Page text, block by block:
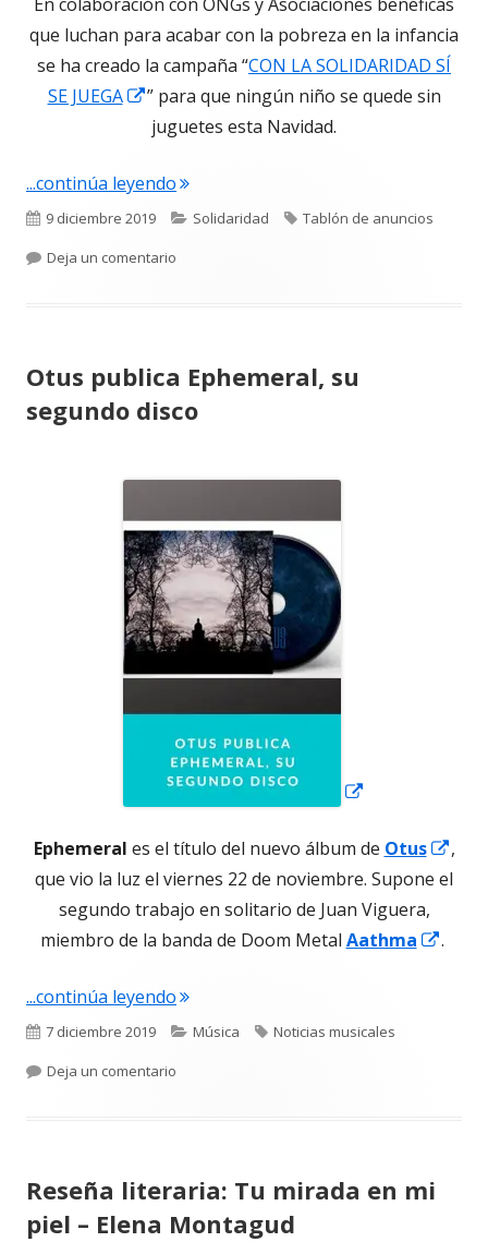
que luchan para acabar con la pobreza en la infancia
se ha creado la campaña “CON LA SOLIDARIDAD SÍ
SE JUEGA
Abrir
en
ventana
nueva
” para que ningún niño se quede sin
juguetes esta Navidad.
...continúa leyendo"Campaña Solidaria “CON LA
Publicado
el
9 diciembre 2019 Categorías
Solidaridad Etiquetas
Tablón de anuncios
Deja un comentario
Otus publica Ephemeral, su
segundo disco
Ephemeral es el título del nuevo álbum de Otus
en
,
que vio la luz el viernes 22 de noviembre. Supone el
segundo trabajo en solitario de Juan Viguera,
miembro de la banda de Doom Metal Aathma
Abrir
.
...continúa leyendo"Otus publica Ephemeral, su segundo
Publicado
el
7 diciembre 2019 Categorías
Música Etiquetas
Noticias musicales
Deja un comentario
Reseña literaria: Tu mirada en mi
piel – Elena Montagud